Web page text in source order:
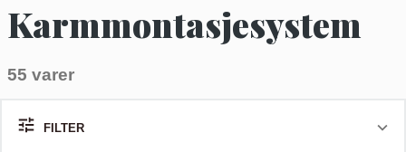
Karmmontasjesystem
55 varer
FILTER